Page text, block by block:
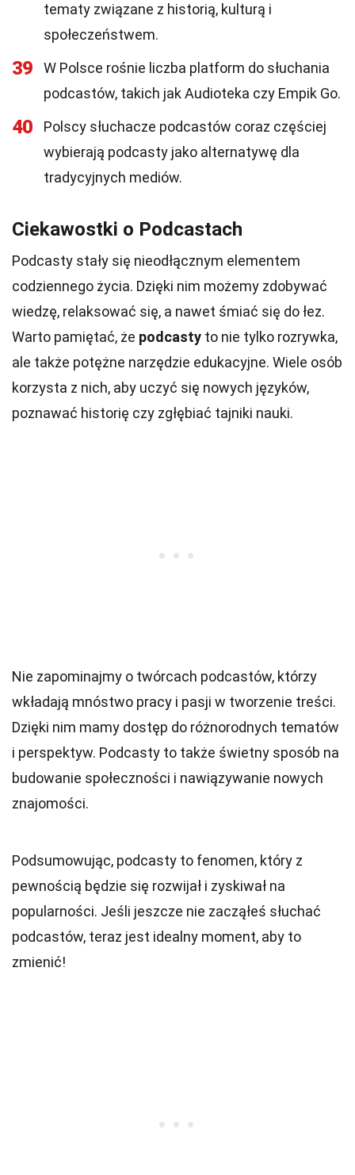
tematy związane z historią, kulturą i
społeczeństwem.
39
W Polsce rośnie liczba platform do słuchania
podcastów, takich jak Audioteka czy Empik Go.
40
Polscy słuchacze podcastów coraz częściej
wybierają podcasty jako alternatywę dla
tradycyjnych mediów.
Ciekawostki o Podcastach
Podcasty stały się nieodłącznym elementem
codziennego życia. Dzięki nim możemy zdobywać
wiedzę, relaksować się, a nawet śmiać się do łez.
Warto pamiętać, że podcasty to nie tylko rozrywka,
ale także potężne narzędzie edukacyjne. Wiele osób
korzysta z nich, aby uczyć się nowych języków,
poznawać historię czy zgłębiać tajniki nauki.
Nie zapominajmy o twórcach podcastów, którzy
wkładają mnóstwo pracy i pasji w tworzenie treści.
Dzięki nim mamy dostęp do różnorodnych tematów
i perspektyw. Podcasty to także świetny sposób na
budowanie społeczności i nawiązywanie nowych
znajomości.
Podsumowując, podcasty to fenomen, który z
pewnością będzie się rozwijał i zyskiwał na
popularności. Jeśli jeszcze nie zacząłeś słuchać
podcastów, teraz jest idealny moment, aby to
zmienić!